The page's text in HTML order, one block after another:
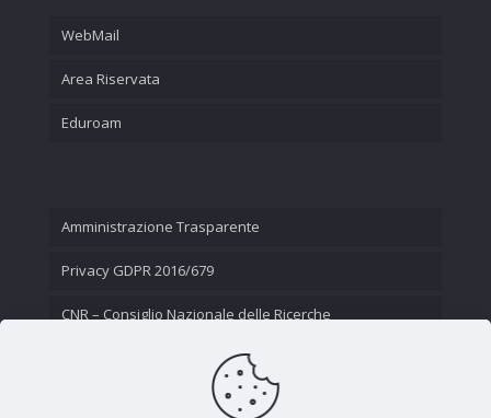
WebMail
Area Riservata
Eduroam
Amministrazione Trasparente
Privacy GDPR 2016/679
CNR – Consiglio Nazionale delle Ricerche